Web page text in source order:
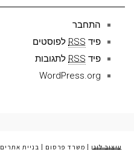
התחבר
פיד RSS לפוסטים
פיד RSS לתגובות
WordPress.org
עיצוב לוגו משרד פרסום בניית אתרים